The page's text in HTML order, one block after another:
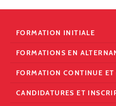
FORMATION INITIALE
FORMATIONS EN
FORMATION CONTINUE ET
CANDIDATURES ET